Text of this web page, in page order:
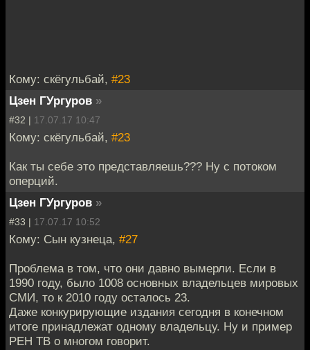
Кому: скёгульбай, #23
Цзен ГУргуров »
#32 | 17.07.17 10:47
Кому: скёгульбай, #23
Как ты себе это представляешь??? Ну с потоком
оперций.
Цзен ГУргуров »
#33 | 17.07.17 10:52
Кому: Сын кузнеца, #27
Проблема в том, что они давно вымерли. Если в
1990 году, было 1008 основных владельцев мировых
СМИ, то к 2010 году осталось 23.
Даже конкурирующие издания сегодня в конечном
итоге принадлежат одному владельцу. Ну и пример
РЕН ТВ о многом говорит.